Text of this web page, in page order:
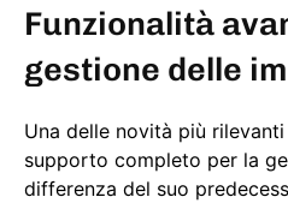
Funzionalità
gestione delle
Una delle novità più
supporto completo per la
differenza del suo